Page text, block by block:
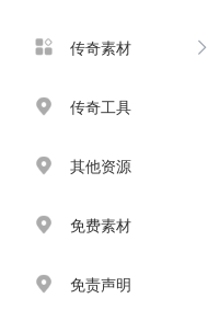
传奇素材
传奇工具
其他资源
免费素材
免责声明